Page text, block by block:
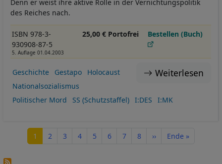
Denn er weist ihre aktive Rolle in der Vernichtungspolitik
des Reiches nach.
ISBN 978-3-
930908-87-5
5. Auflage 01.04.2003
25,00 € Portofrei Bestellen (Buch)
Weiterlesen
Geschichte Gestapo
Holocaust
Nationalsozialismus
Politischer Mord
SS (Schutzstaffel) I:DES I:MK
Seite
1 Seite
2 Seite
3 Seite
4 Seite
5 Seite
6 Seite
7 Seite
8 Nächste Seite
›› Letzte Seite
Ende »